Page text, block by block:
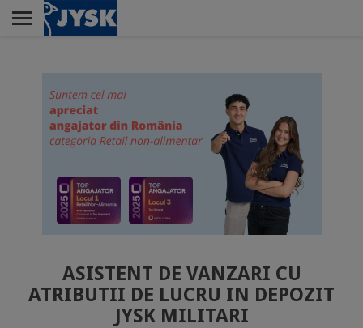
Skip
MAGAZINE
SERVICIU CLIENȚI
DESPRE MEDIUL
NOSTRU DE LUCRU
ASISTENT DE VANZARI CU
ATRIBUTII DE LUCRU IN DEPOZIT
JYSK MILITARI